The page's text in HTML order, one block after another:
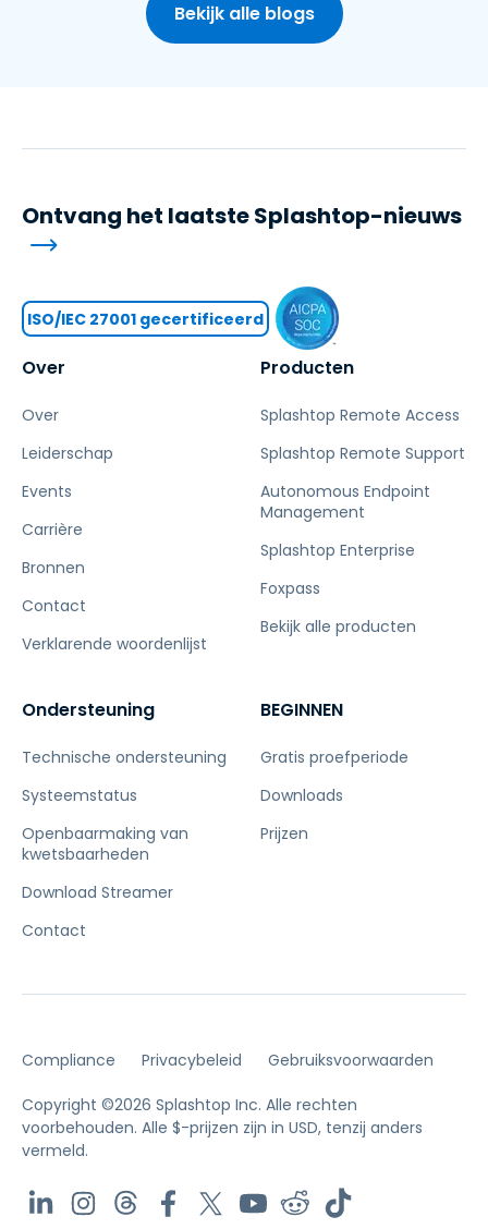
Bekijk alle blogs
Over
Over
Leiderschap
Events
Carrière
Bronnen
Contact
Verklarende woordenlijst
Producten
Splashtop Remote Access
Splashtop Remote Support
Autonomous Endpoint
Management
Splashtop Enterprise
Foxpass
Bekijk alle producten
Ondersteuning
Technische ondersteuning
Systeemstatus
Openbaarmaking van
kwetsbaarheden
Download Streamer
Contact
BEGINNEN
Gratis proefperiode
Downloads
Prijzen
Ontvang het laatste Splashtop-nieuws
ISO/IEC 27001 gecertificeerd
Compliance Privacybeleid Gebruiksvoorwaarden
Copyright ©2026 Splashtop Inc. Alle rechten
voorbehouden. Alle $-prijzen zijn in USD, tenzij anders
vermeld.